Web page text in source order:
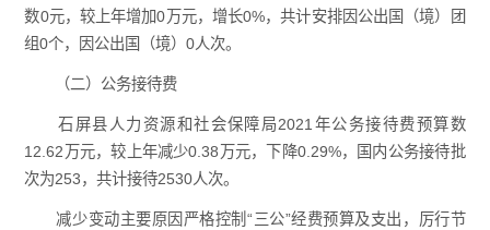
数0元，较上年增加0万元，增长0%，共计安排因公出国（境）团
组0个，因公出国（境）0人次。
（二）公务接待费
石屏县人力资源和社会保障局2021年公务接待费预算数
12.62万元，较上年减少0.38万元，下降0.29%，国内公务接待批
次为253，共计接待2530人次。
减少变动主要原因严格控制“三公”经费预算及支出， 厉行节